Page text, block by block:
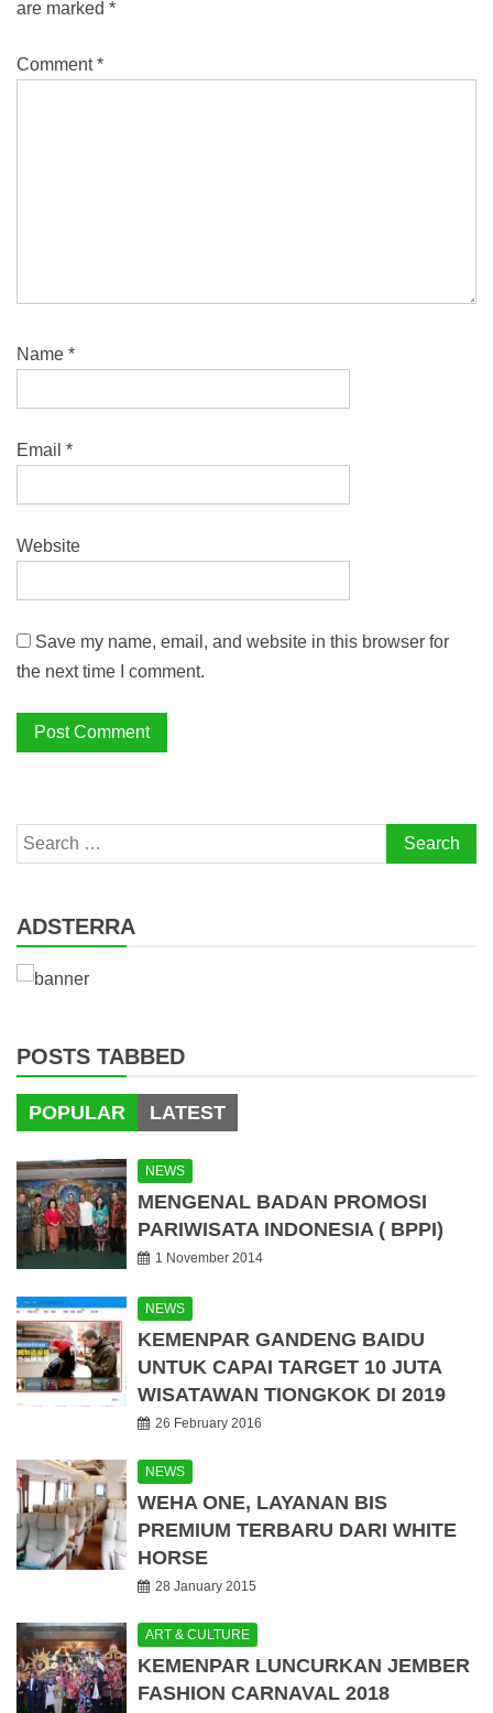
are marked *
Comment*
Name *
Email *
Website
Save my name, email, and website in this browser for
the next time I comment.
Search
for:
ADSTERRA
POSTS TABBED
POPULAR LATEST
NEWS
MENGENAL BADAN PROMOSI
PARIWISATA INDONESIA ( BPPI)
1 November 2014
NEWS
KEMENPAR GANDENG BAIDU
UNTUK CAPAI TARGET 10 JUTA
WISATAWAN TIONGKOK DI 2019
26 February 2016
NEWS
WEHA ONE, LAYANAN BIS
PREMIUM TERBARU DARI WHITE
HORSE
28 January 2015
ART & CULTURE
KEMENPAR LUNCURKAN JEMBER
FASHION CARNAVAL 2018